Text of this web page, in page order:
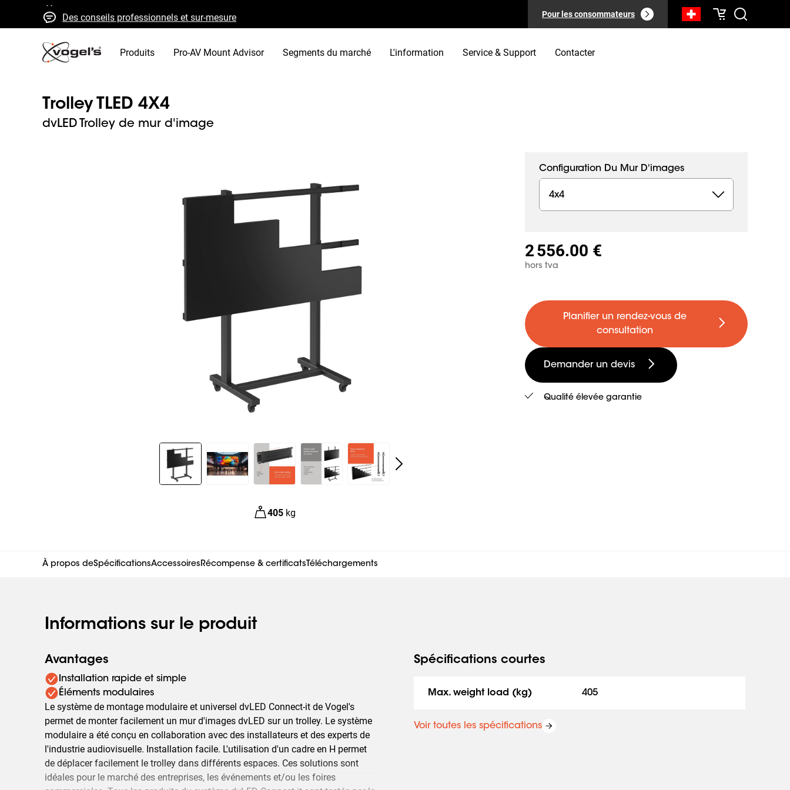
Des conseils professionnels et sur-mesure
Devis et livraison rapides
Qualité élevée garantie
Pour les consommateurs
Produits Pro-AV Mount Advisor Segments du marché L'information Service & Support Contacter
Trolley TLED 4X4
dvLED Trolley de mur d'image
Slide 1 of 7
405 kg
Configuration Du Mur D'images
4x4
2 556.00 €
hors tva
Planifier un rendez-vous de
consultation
Demander un devis
Qualité élevée garantie
À propos deSpécificationsAccessoiresRécompense & certificats Téléchargements
Informations sur le produit
Avantages
Installation rapide et simple
Éléments modulaires
Le système de montage modulaire et universel dvLED Connect-it de Vogel's
permet de monter facilement un mur d'images dvLED sur un trolley. Le système
modulaire a été conçu en collaboration avec des installateurs et des experts de
l'industrie audiovisuelle. Installation facile. L'utilisation d'un cadre en H permet
de déplacer facilement le trolley dans différents espaces. Ces solutions sont
idéales pour le marché des entreprises, les événements et/ou les foires
Spécifications courtes
Max. weight load (kg) 405
Voir toutes les spécifications